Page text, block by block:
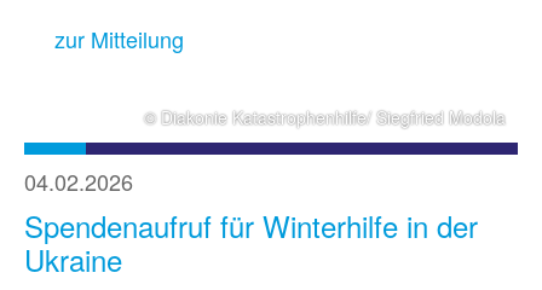
zur Mitteilung
© Diakonie Katastrophenhilfe/ Siegfried Modola
04.02.2026
Spendenaufruf für Winterhilfe in der
Ukraine